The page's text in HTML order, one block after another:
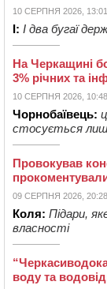
10 СЕРПНЯ 2026, 13:01
І: І два бугаї
На Черкащині
3% річних та
10 СЕРПНЯ 2026, 10:48
Чорнобаївець:
стосується
Провокував
09 СЕРПНЯ 2026, 20:28
Коля: Підари,
власності
воду та